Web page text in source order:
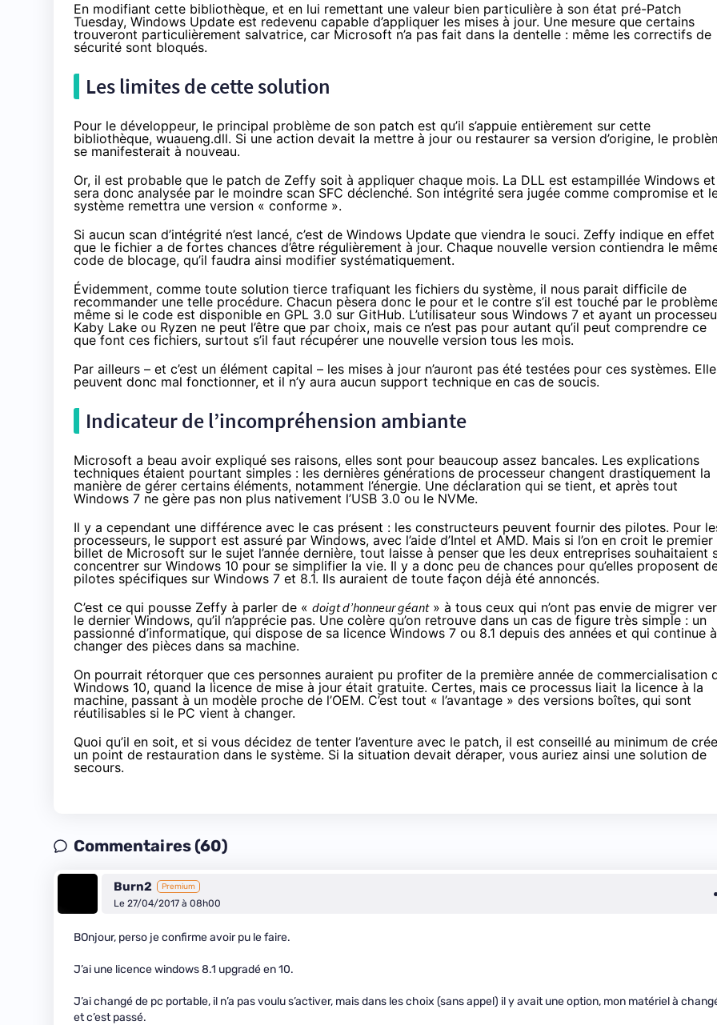
En modifiant cette bibliothèque, et en lui remettant une valeur bien particulière à son état pré-Patch
Tuesday, Windows Update est redevenu capable d’appliquer les mises à jour. Une mesure que certains
trouveront particulièrement salvatrice, car Microsoft n’a pas fait dans la dentelle : même les correctifs de
sécurité sont bloqués.
Les limites de cette solution
Pour le développeur, le principal problème de son patch est qu’il s’appuie entièrement sur cette
bibliothèque, wuaueng.dll. Si une action devait la mettre à jour ou restaurer sa version d’origine, le
se manifesterait à nouveau.
Or, il est probable que le patch de Zeffy soit à appliquer chaque mois. La DLL est estampillée Windows et
sera donc analysée par le moindre scan SFC déclenché. Son intégrité sera jugée comme compromise et
système remettra une version « conforme ».
Si aucun scan d’intégrité n’est lancé, c’est de Windows Update que viendra le souci. Zeffy indique en effet
que le fichier a de fortes chances d’être régulièrement à jour. Chaque nouvelle version contiendra le
code de blocage, qu’il faudra ainsi modifier systématiquement.
Évidemment, comme toute solution tierce trafiquant les fichiers du système, il nous parait difficile de
recommander une telle procédure. Chacun pèsera donc le pour et le contre s’il est touché par le
même si le code est disponible en GPL 3.0 sur GitHub. L’utilisateur sous Windows 7 et ayant un
Kaby Lake ou Ryzen ne peut l’être que par choix, mais ce n’est pas pour autant qu’il peut comprendre ce
que font ces fichiers, surtout s’il faut récupérer une nouvelle version tous les mois.
Par ailleurs – et c’est un élément capital – les mises à jour n’auront pas été testées pour ces systèmes.
peuvent donc mal fonctionner, et il n’y aura aucun support technique en cas de soucis.
Indicateur de l’incompréhension ambiante
Microsoft a beau avoir expliqué ses raisons, elles sont pour beaucoup assez bancales. Les explications
techniques étaient pourtant simples : les dernières générations de processeur changent drastiquement la
manière de gérer certains éléments, notamment l’énergie. Une déclaration qui se tient, et après tout
Windows 7 ne gère pas non plus nativement l’USB 3.0 ou le NVMe.
Il y a cependant une différence avec le cas présent : les constructeurs peuvent fournir des pilotes. Pour
processeurs, le support est assuré par Windows, avec l’aide d’Intel et AMD. Mais si l’on en croit le premier
billet de Microsoft sur le sujet l’année dernière, tout laisse à penser que les deux entreprises souhaitaient
concentrer sur Windows 10pour se simplifier la vie. Il y a donc peu de chances pour qu’elles proposent
pilotes spécifiques sur Windows 7 et 8.1. Ils auraient de toute façon déjà été annoncés.
C’est ce qui pousse Zeffy à parler de « doigt d’honneur géant» à tous ceux qui n’ont pas envie de migrer
le dernier Windows, qu’il n’apprécie pas. Une colère qu’on retrouve dans un cas de figure très simple : un
passionné d’informatique, qui dispose de sa licence Windows 7 ou 8.1 depuis des années et qui continue à
changer des pièces dans sa machine.
On pourrait rétorquer que ces personnes auraient pu profiter de la première année de commercialisation
Windows 10, quand la licence de mise à jour était gratuite. Certes, mais ce processus liait la licence à la
machine, passant à un modèle proche de l’OEM. C’est tout « l’avantage » des versions boîtes, qui sont
réutilisables si le PC vient à changer.
Quoi qu’il en soit, et si vous décidez de tenter l’aventure avec le patch, il est conseillé au minimum de
un point de restauration dans le système. Si la situation devait déraper, vous auriez ainsi une solution de
secours.
Commentaires (60)
Burn2 Premium
Le 27/04/2017 à 08h00
BOnjour, perso je confirme avoir pu le faire.
J’ai une licence windows 8.1 upgradé en 10.
J’ai changé de pc portable, il n’a pas voulu s’activer, mais dans les choix (sans appel) il y avait une option, mon matériel à
et c’est passé.